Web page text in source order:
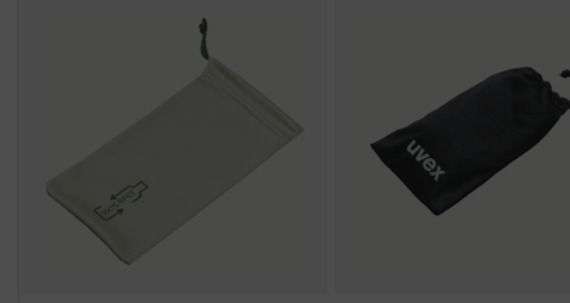
Propriétés du revêtement
excellente
résistance aux
Propriétés de la teinte des
aucune propriété